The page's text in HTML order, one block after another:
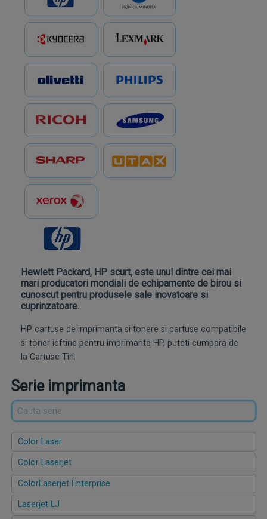
Hewlett Packard, HP scurt, este unul dintre cei mai
mari producatori mondiali de echipamente de birou si
cunoscut pentru produsele sale inovatoare si
cuprinzatoare.
HP cartuse de imprimanta si tonere si cartuse compatibile
si toner ieftine pentru imprimanta HP, puteti cumpara de
la Cartuse Tin.
Serie imprimanta
Color Laser
Color Laserjet
ColorLaserjet Enterprise
Laserjet LJ